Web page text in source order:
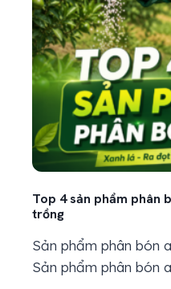
Top 4 sản phẩm phân
trồng
Sản phẩm phân bón
Sản phẩm phân bón